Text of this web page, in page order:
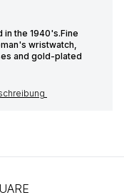
in the 1940's.Fine
wristwatch,
and gold-plated